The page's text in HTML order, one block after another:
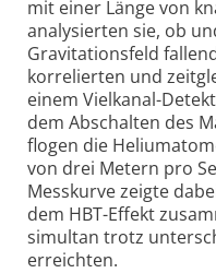
mit einer Länge von
analysierten sie, ob
Gravitationsfeld
korrelierten und
einem Vielkanal-
dem Abschalten des
flogen die
von drei Metern pro
Messkurve zeigte
dem HBT-Effekt
simultan trotz
erreichten.